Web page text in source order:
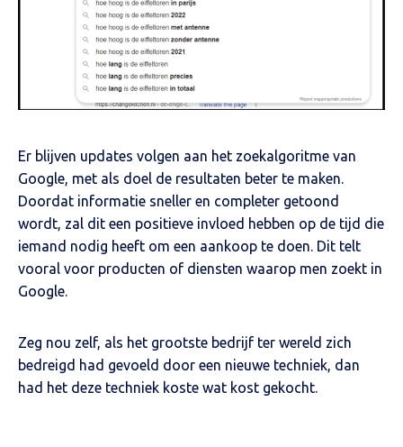
Er blijven updates volgen aan het zoekalgoritme van
Google, met als doel de resultaten beter te maken.
Doordat informatie sneller en completer getoond
wordt, zal dit een positieve invloed hebben op de tijd die
iemand nodig heeft om een aankoop te doen. Dit telt
vooral voor producten of diensten waarop men zoekt in
Google.
Zeg nou zelf, als het grootste bedrijf ter wereld zich
bedreigd had gevoeld door een nieuwe techniek, dan
had het deze techniek koste wat kost gekocht.